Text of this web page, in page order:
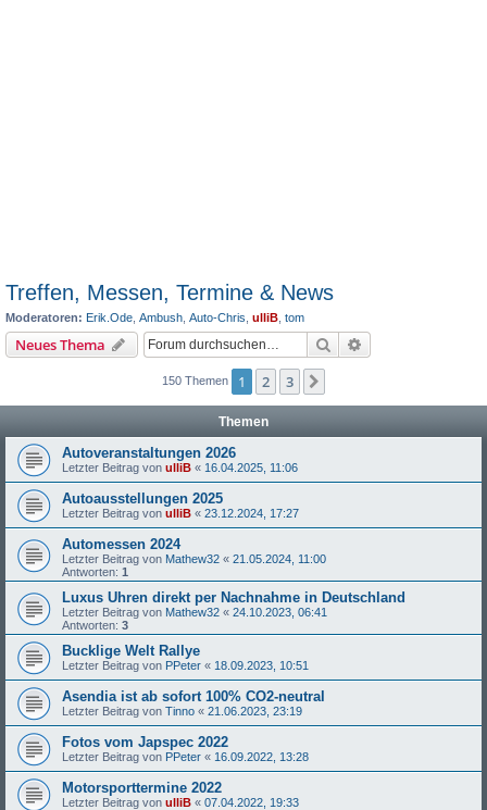
Treffen, Messen, Termine & News
Moderatoren: Erik.Ode Ambush Auto-Chris ulliB tom
Neues Thema Suche
150 Themen 1 2 3
Themen
Autoveranstaltungen 2026
Letzter Beitrag von ulliB « 16.04.2025, 11:06
Autoausstellungen 2025
Letzter Beitrag von ulliB « 23.12.2024, 17:27
Automessen 2024
Letzter Beitrag von Mathew32 « 21.05.2024, 11:00
Antworten: 1
Luxus Uhren direkt per Nachnahme in Deutschland
Letzter Beitrag von Mathew32 « 24.10.2023, 06:41
Antworten: 3
Bucklige Welt Rallye
Letzter Beitrag von PPeter « 18.09.2023, 10:51
Asendia ist ab sofort 100% CO2-neutral
Letzter Beitrag von Tinno « 21.06.2023, 23:19
Fotos vom Japspec 2022
Letzter Beitrag von PPeter « 16.09.2022, 13:28
Motorsporttermine 2022
Letzter Beitrag von ulliB « 07.04.2022, 19:33